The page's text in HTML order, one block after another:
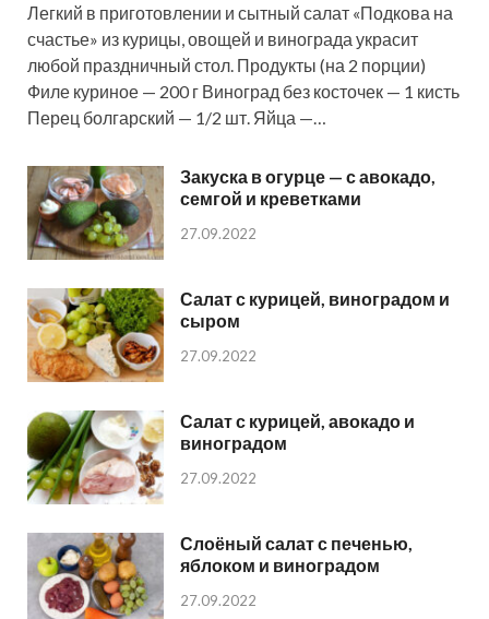
Легкий в приготовлении и сытный салат «Подкова на
счастье» из курицы, овощей и винограда украсит
любой праздничный стол. Продукты (на 2 порции)
Филе куриное — 200 г Виноград без косточек — 1 кисть
Перец болгарский — 1/2 шт. Яйца —…
Закуска в огурце — с авокадо,
семгой и креветками
27.09.2022
Салат с курицей, виноградом и
сыром
27.09.2022
Салат с курицей, авокадо и
виноградом
27.09.2022
Слоёный салат с печенью,
яблоком и виноградом
27.09.2022